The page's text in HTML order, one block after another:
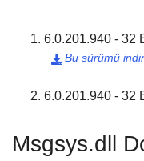
6.0.201.940 - 32
Bu sürümü indir

6.0.201.940 - 32
Msgsys.dll